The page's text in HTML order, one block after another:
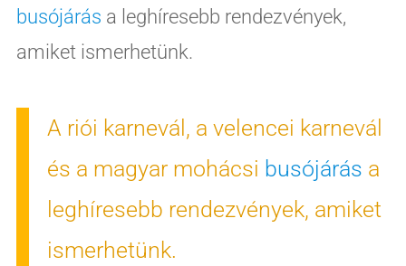
busójárás a leghíresebb rendezvények,
amiket ismerhetünk.
A riói karnevál, a velencei karnevál
és a magyar mohácsi busójárás a
leghíresebb rendezvények, amiket
ismerhetünk.